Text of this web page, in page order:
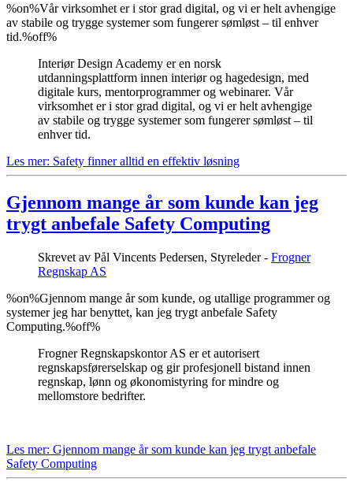
%on%Vår virksomhet er i stor grad digital, og vi er helt avhengige
av stabile og trygge systemer som fungerer sømløst – til enhver
tid.%off%
Interiør Design Academy er en norsk
utdanningsplattform innen interiør og hagedesign, med
digitale kurs, mentorprogrammer og webinarer. Vår
virksomhet er i stor grad digital, og vi er helt avhengige
av stabile og trygge systemer som fungerer sømløst – til
enhver tid.
Les mer: Safety finner alltid en effektiv løsning
Gjennom mange år som kunde kan jeg
trygt anbefale Safety Computing
Skrevet av Pål Vincents Pedersen, Styreleder - Frogner
Regnskap AS
%on%Gjennom mange år som kunde, og utallige programmer og
systemer jeg har benyttet, kan jeg trygt anbefale Safety
Computing.%off%
Frogner Regnskapskontor AS er et autorisert
regnskapsførerselskap og gir profesjonell bistand innen
regnskap, lønn og økonomistyring for mindre og
mellomstore bedrifter.
Les mer: Gjennom mange år som kunde kan jeg trygt anbefale
Safety Computing